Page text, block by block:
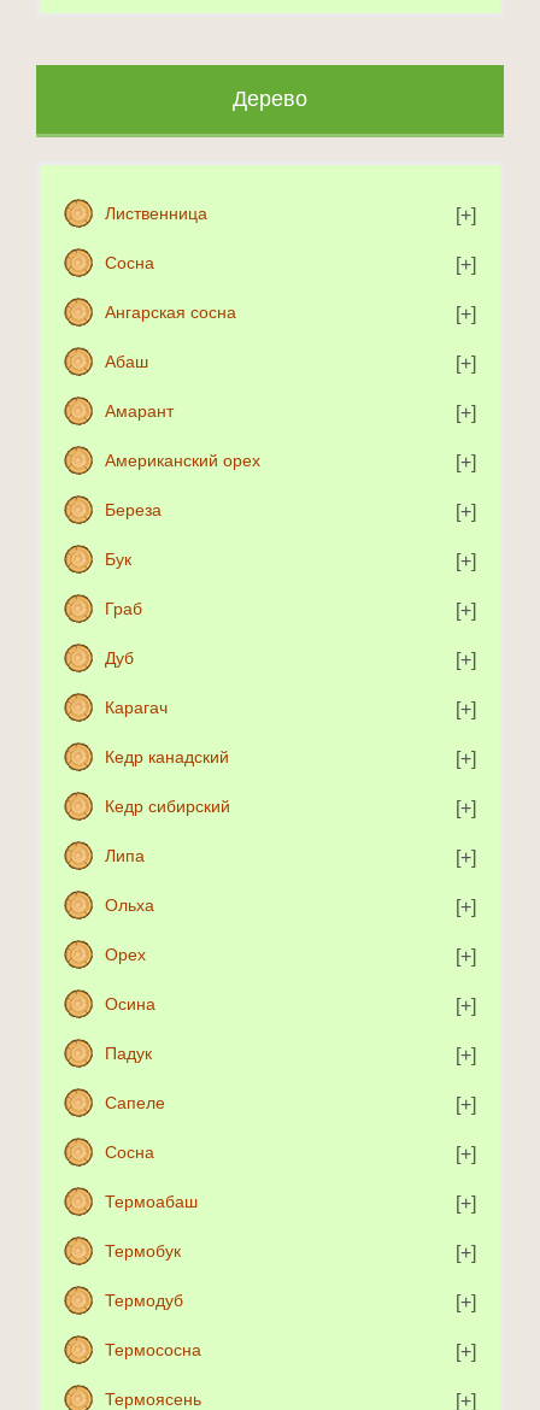
Дерево
Лиственница
Сосна
Ангарская сосна
Абаш
Амарант
Американский орех
Береза
Бук
Граб
Дуб
Карагач
Кедр канадский
Кедр сибирский
Липа
Ольха
Орех
Осина
Падук
Сапеле
Сосна
Термоабаш
Термобук
Термодуб
Термососна
Термоясень